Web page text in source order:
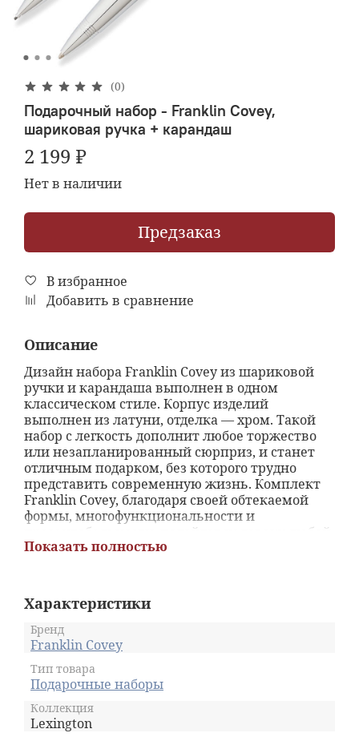
(0)
Подарочный набор - Franklin Covey,
шариковая ручка + карандаш
2 199 ₽
Нет в наличии
Предзаказ
В избранное
Добавить в сравнение
Описание
Дизайн набора Franklin Covey из шариковой
ручки и карандаша выполнен в одном
классическом стиле. Корпус изделий
выполнен из латуни, отделка — хром. Такой
набор с легкость дополнит любое торжество
или незапланированный сюрприз, и станет
отличным подарком, без которого трудно
представить современную жизнь. Комплект
Franklin Covey, благодаря своей обтекаемой
формы, многофункциональности и
презентабельности, подойдет человеку любой
сферы деятельности. Набор-находка
чернила и графита оставляют идеально
ровные и насыщенные линии. Подарочный
набор Franklin будет служить своему
обладателю долго и верно.
Показать полностью
Характеристики
Бренд
Franklin Covey
Тип товара
Подарочные наборы
Коллекция
Lexington